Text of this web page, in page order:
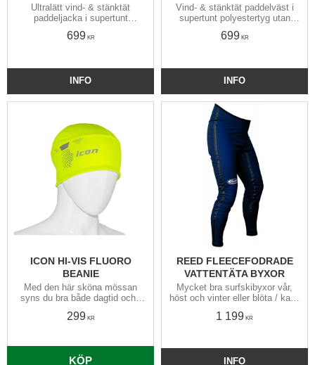
Ultralätt vind- & stänktät
paddeljacka i supertunt
knappt blöt och torkar
699 KR
INFO
Vind- & stänktät paddelväst i
supertunt polyestertyg utan
sidorna. Blir knappt blöt och
699 KR
INFO
ICON HI-VIS FLUORO
BEANIE
Med den här sköna mössan
syns du bra både dagtid och i
elastisk och går ned ordentligt
299KR
KÖP
REED FLEECEFODRADE
VATTENTÄTA BYXOR
Mycket bra surfskibyxor vår,
höst och vinter eller blöta / kalla
höfter & knän samt höga i midja
1 199 KR
INFO